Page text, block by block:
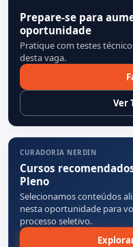
Prepare-se para
oportunidade
Pratique com testes
desta vaga.
Ver
CURADORIA NERDIN
Cursos
Pleno
Selecionamos conteúdos
nesta oportunidade para
processo seletivo.